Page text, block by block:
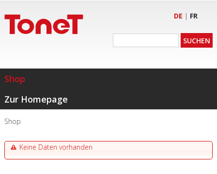
DE | FR
Shop
Zur Homepage
Shop
Keine Daten vorhanden